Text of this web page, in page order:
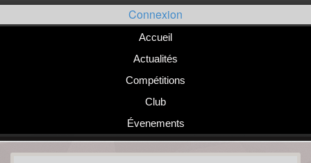
Passer
au
Connexion
Accueil
Actualités
Compétitions
Club
Évenements